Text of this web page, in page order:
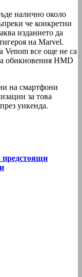
налично около
че конкретни
изданието да
на Marvel.
Venom все още не са
обикновения HMD
на смартфони
за това
уикенда.
предстоящи